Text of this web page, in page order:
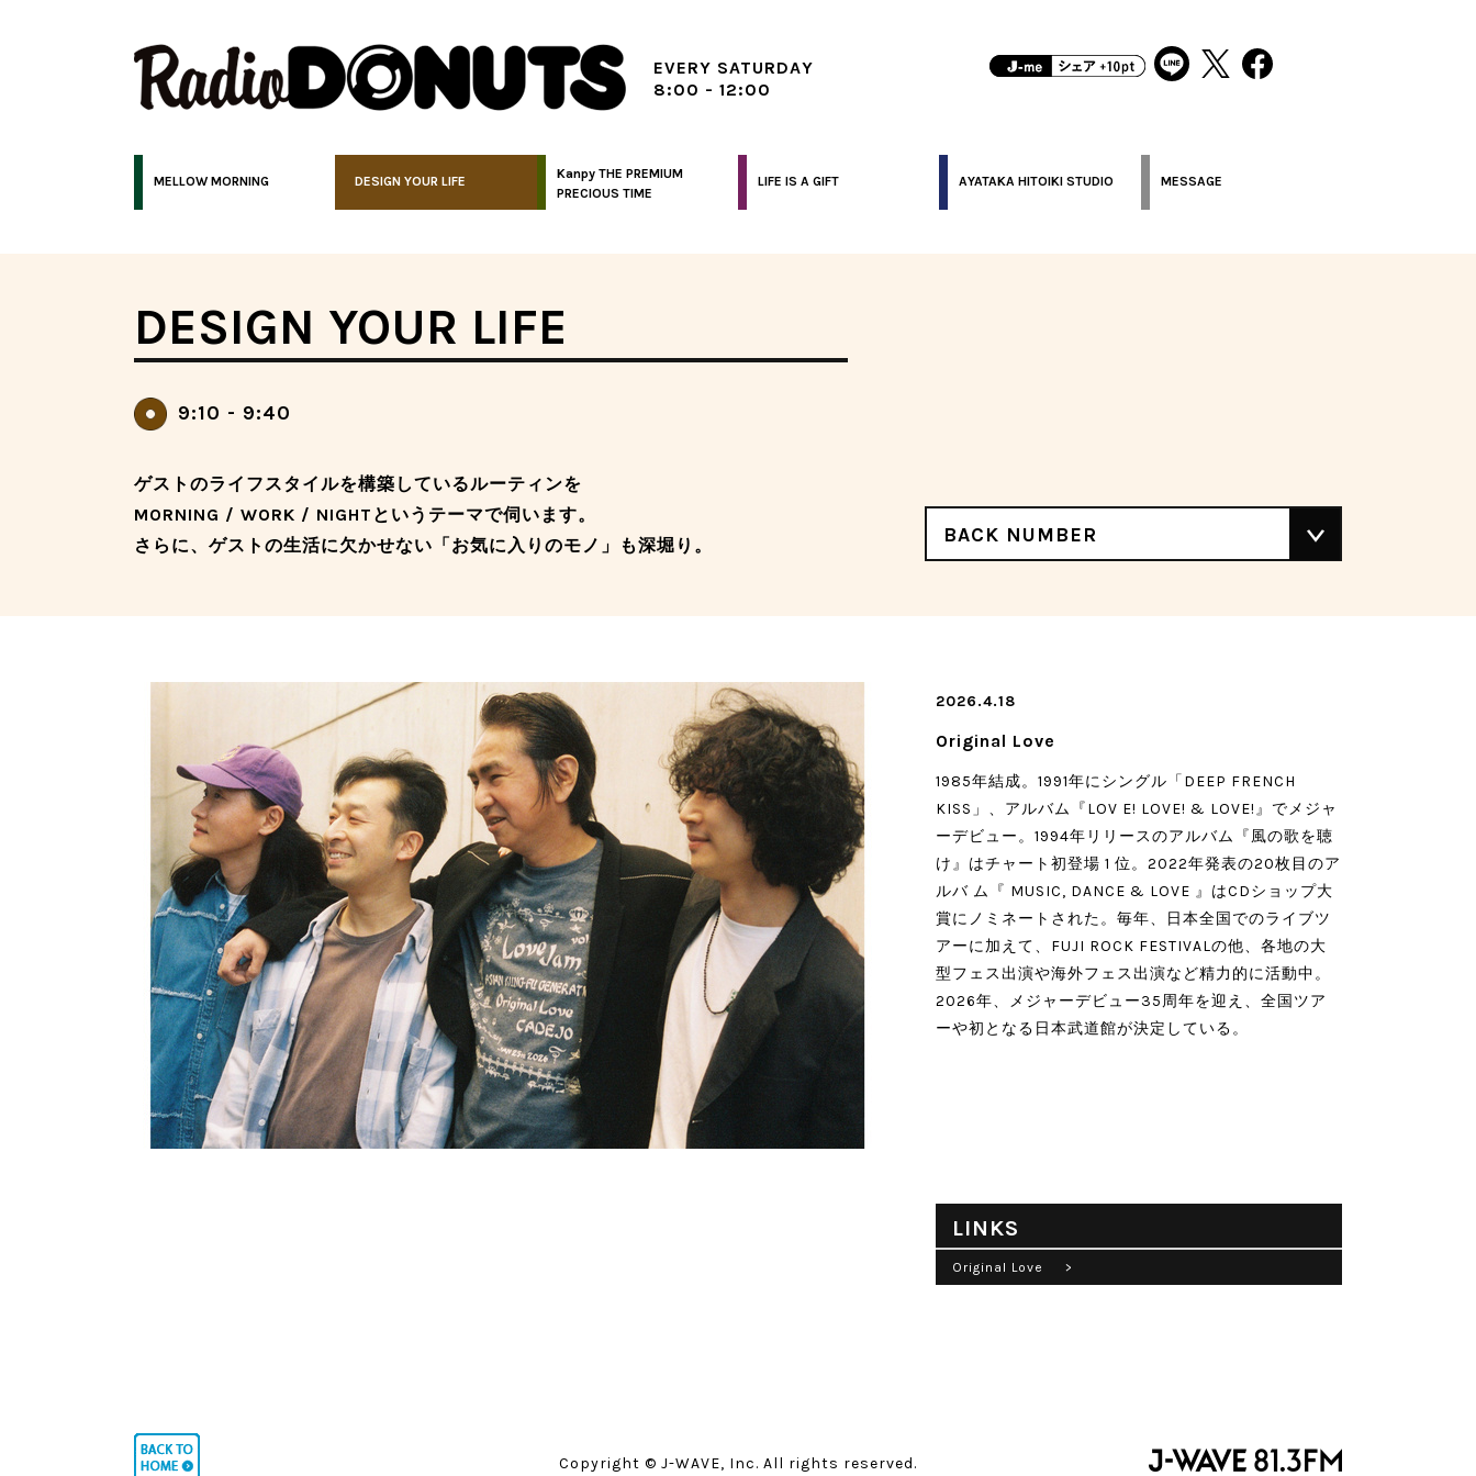
EVERY SATURDAY
8:00 - 12:00
MELLOW MORNING DESIGN YOUR LIFE
Kanpy THE PREMIUM
PRECIOUS TIME
LIFE IS A GIFT AYATAKA HITOIKI STUDIO MESSAGE
DESIGN YOUR LIFE
9:10 - 9:40
ゲストのライフスタイルを構築しているルーティンを
MORNING / WORK / NIGHTというテーマで伺います。
さらに、ゲストの生活に欠かせない「お気に入りのモノ」も深堀り。
BACK NUMBER
2026.4.18
Original Love
1985年結成。1991年にシングル「DEEP FRENCH
KISS」、アルバム『LOV E! LOVE! & LOVE!』でメジャ
ーデビュー。1994年リリースのアルバム『風の歌を聴
け』はチャート初登場 1 位。2022年発表の20枚目のア
ルバ ム『 MUSIC, DANCE & LOVE 』はCDショップ大
賞にノミネートされた。毎年、日本全国でのライブツ
アーに加えて、FUJI ROCK FESTIVALの他、各地の大
型フェス出演や海外フェス出演など精力的に活動中。
2026年、メジャーデビュー35周年を迎え、全国ツア
ーや初となる日本武道館が決定している。
LINKS
Original Love >
Copyright © J-WAVE, Inc. All rights reserved.